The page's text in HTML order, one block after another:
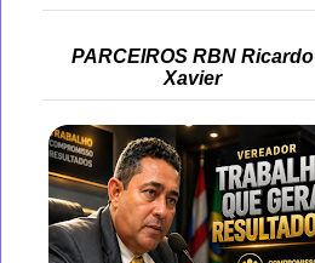
PARCEIROS RBN Ricardo
Xavier